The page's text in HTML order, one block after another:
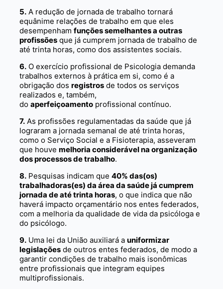
5. A redução de jornada de trabalho tornará
equânime relações de trabalho em que eles
desempenham funções semelhantes a outras
profissões que já cumprem jornada de trabalho de
até trinta horas, como dos assistentes sociais.
6. O exercício profissional de Psicologia demanda
trabalhos externos à prática em si, como é a
obrigação dos registros de todos os serviços
realizados e, também,
do aperfeiçoamento profissional contínuo.
7. As profissões regulamentadas da saúde que já
lograram a jornada semanal de até trinta horas,
como o Serviço Social e a Fisioterapia, asseveram
que houve melhoria considerável na organização
dos processos de trabalho.
8. Pesquisas indicam que 40% das(os)
trabalhadoras(es) da área da saúde já cumprem
jornada de até trinta horas, o que indica que não
haverá impacto orçamentário nos entes federados,
com a melhoria da qualidade de vida da psicóloga e
do psicólogo.
9. Uma lei da União auxiliará a uniformizar
legislações de outros entes federados, de modo a
garantir condições de trabalho mais isonômicas
entre profissionais que integram equipes
multiprofissionais.